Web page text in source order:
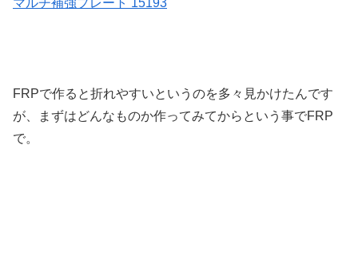
マルチ補強プレート 15193
FRPで作ると折れやすいというのを多々見かけたんです
が、まずはどんなものか作ってみてからという事でFRP
で。